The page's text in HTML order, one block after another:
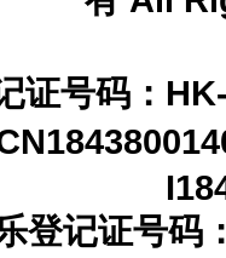
证号码：
登记证号码